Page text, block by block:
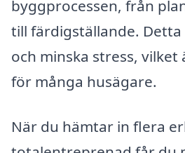
byggprocessen, från
till färdigställande. Detta
och minska stress,
för många husägare.
När du hämtar in flera